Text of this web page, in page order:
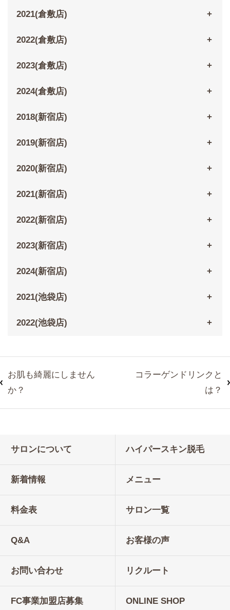
2021(倉敷店)
2022(倉敷店)
2023(倉敷店)
2024(倉敷店)
2018(新宿店)
2019(新宿店)
2020(新宿店)
2021(新宿店)
2022(新宿店)
2023(新宿店)
2024(新宿店)
2021(池袋店)
2022(池袋店)
お肌も綺麗にしません
か？
コラーゲンドリンクと
は？
サロンについて ハイパースキン脱毛
新着情報 メニュー
料金表 サロン一覧
Q&A お客様の声
お問い合わせ リクルート
FC事業加盟店募集 ONLINE SHOP